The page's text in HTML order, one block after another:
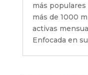
más
más de 1000
activas
Enfocada en